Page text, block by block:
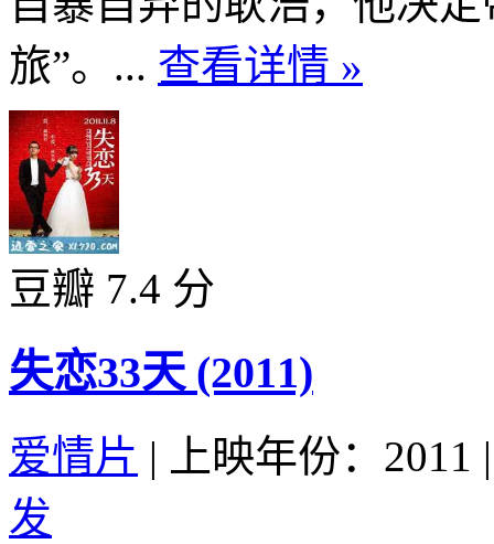
旅”。... 查看详情 »
豆瓣 7.4 分
失恋33天 (2011)
爱情片 | 上映年份：2011 |
发